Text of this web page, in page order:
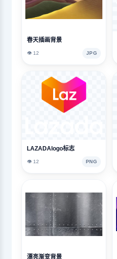
春天插画背景
👁️ 12 JPG
LAZADAlogo标志
👁️ 12 PNG
漂亮渐变背景